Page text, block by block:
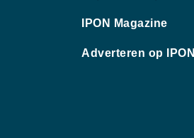
IPON Magazine
Adverteren op IPON